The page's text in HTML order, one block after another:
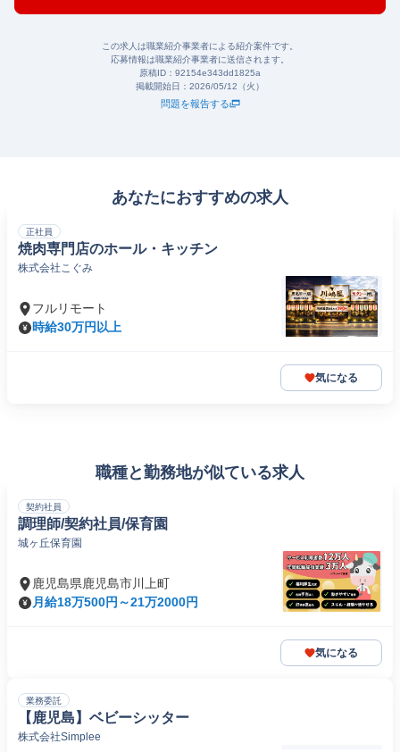
この求人は職業紹介事業者による紹介案件です。
応募情報は職業紹介事業者に送信されます。
原稿ID： 92154e343dd1825a
掲載開始日： 2026/05/12（火）
問題を報告する
あなたにおすすめの求人
正社員
焼肉専門店のホール・キッチン
株式会社こぐみ
フルリモート
時給30万円以上
気になる
職種と勤務地が似ている求人
契約社員
調理師/契約社員/保育園
城ヶ丘保育園
鹿児島県鹿児島市川上町
月給18万500円～21万2000円
気になる
業務委託
【鹿児島】ベビーシッター
株式会社Simplee